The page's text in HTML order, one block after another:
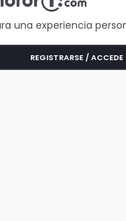
una experiencia
REGISTRARSE / ACCEDE